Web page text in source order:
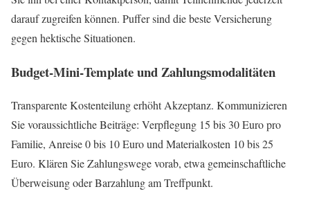
darauf zugreifen können. Puffer sind die beste Versicherung
gegen hektische Situationen.
Budget‑Mini‑Template und Zahlungsmodalitäten
Transparente Kostenteilung erhöht Akzeptanz. Kommunizieren
Sie voraussichtliche Beiträge: Verpflegung 15 bis 30 Euro pro
Familie, Anreise 0 bis 10 Euro und Materialkosten 10 bis 25
Euro. Klären Sie Zahlungswege vorab, etwa gemeinschaftliche
Überweisung oder Barzahlung am Treffpunkt.